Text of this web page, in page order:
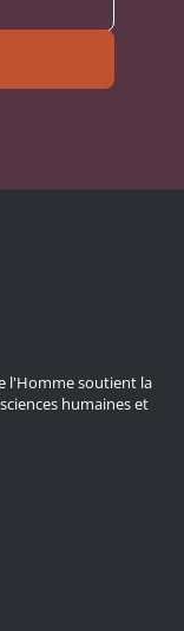
l'Homme soutient la
humaines et